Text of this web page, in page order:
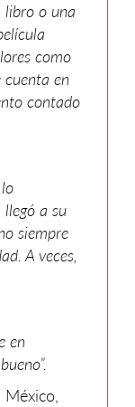
libro o una
como
en
contado
a su
siempre
A veces,
en